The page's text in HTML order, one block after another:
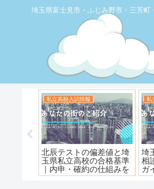
埼玉県富士見市・ふじみ野市・三芳
お店の覆面取材
【トナリエふじみ野】ワ
ンダーステーキ🥩😋
お
【